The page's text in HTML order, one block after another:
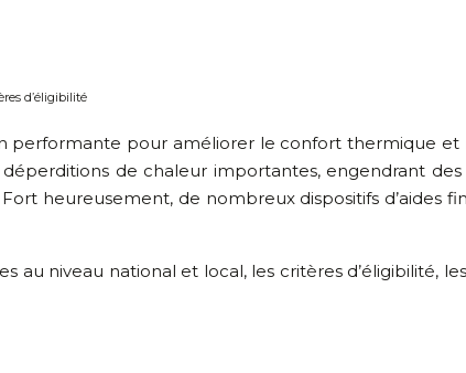
d’éligibilité
performante pour améliorer le confort thermique
de chaleur importantes, engendrant
heureusement, de nombreux dispositifs d’aides
au niveau national et local, les critères d’éligibilité,